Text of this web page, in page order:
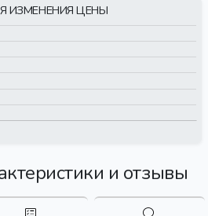
ИЗМЕНЕНИЯ ЦЕНЫ
и отзывы